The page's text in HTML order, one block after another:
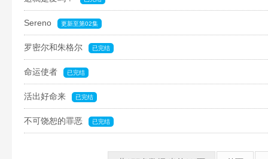
Sereno 更新至第02集
罗密尔和朱格尔 已完结
命运使者 已完结
活出好命来 已完结
不可饶恕的罪恶 已完结